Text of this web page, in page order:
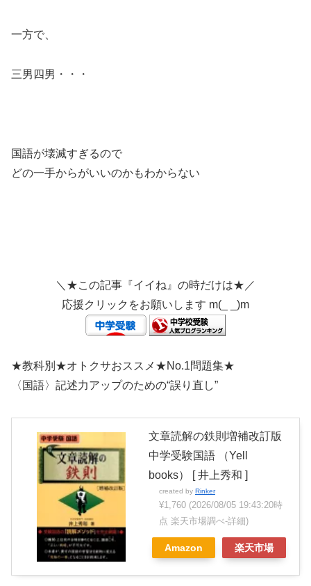
一方で、
三男四男・・・
国語が壊滅すぎるので
どの一手からがいいのかもわからない
＼★この記事『イイね』の時だけは★／
応援クリックをお願いします m(_ _)m
★教科別★オトクサおススメ★No.1問題集★
〈国語〉記述力アップのための“誤り直し”
文章読解の鉄則増補改訂版
中学受験国語 （Yell
books） [ 井上秀和 ]
created by Rinker
¥1,760 (2026/08/05 19:43:20時
点 楽天市場調べ-詳細)
Amazon 楽天市場